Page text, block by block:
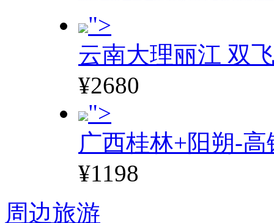
">
云南大理丽江 双
¥2680
">
广西桂林+阳朔-高
¥1198
周边旅游